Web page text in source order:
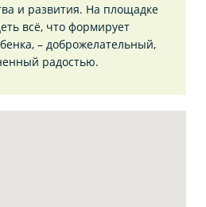
и развития. На площадке
всё, что формирует
– доброжелательный,
радостью.